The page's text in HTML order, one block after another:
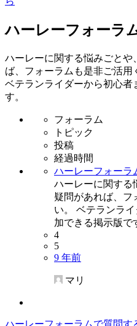
ハーレーフォーラ
ハーレーに関する悩みごと
ば、フォーラムも是非ご活用
ベテランライダーから初心
す。
フォーラム
トピック
投稿
経過時間
ハーレーフォーラ
ハーレーに関する
疑問があれば、フ
い。 ベテランラ
加できる掲示版で
4
5
9 年前
マリ
ハーレーフォーラムで質問す